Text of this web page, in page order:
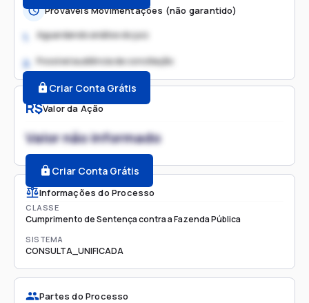
R$Valor da Ação
Valor não informado
Criar Conta Grátis
Informações do Processo
CLASSE
Cumprimento de Sentença contra a Fazenda Pública
SISTEMA
CONSULTA_UNIFICADA
Partes do Processo
Prováveis Movimentações (não garantido)
1. Aguardando análise do juiz
2. Possível audiência de conciliação
Criar Conta Grátis